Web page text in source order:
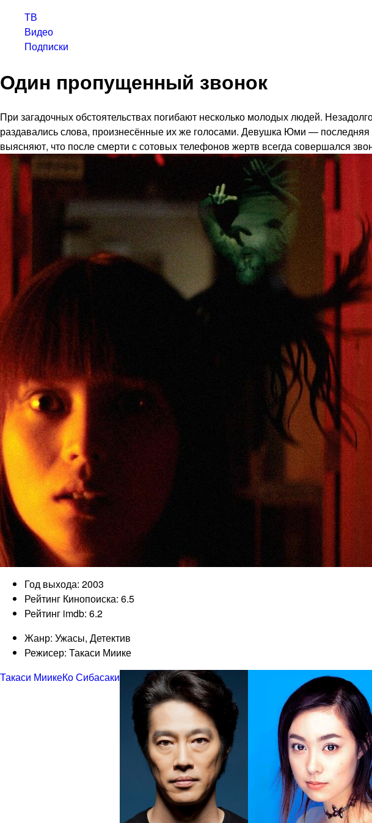
ТВ
Видео
Подписки
Один пропущенный звонок
При загадочных обстоятельствах погибают несколько молодых людей.
раздавались слова, произнесённые их же голосами. Девушка Юми —
выясняют, что после смерти с сотовых телефонов жертв всегда совершался
Год выхода: 2003
Рейтинг Кинопоиска: 6.5
Рейтинг imdb: 6.2
Жанр: Ужасы, Детектив
Режисер: Такаси Миике
Такаси МиикеКо Сибасаки